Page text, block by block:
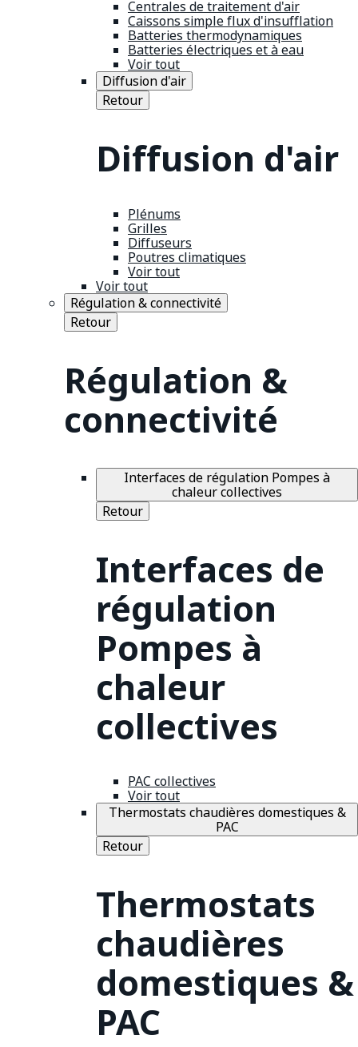
Centrales de traitement d'air
Caissons simple flux d'insufflation
Batteries thermodynamiques
Batteries électriques et à eau
Voir tout
Diffusion d'air
Retour
Diffusion d'air
Plénums
Grilles
Diffuseurs
Poutres climatiques
Voir tout
Voir tout
Régulation & connectivité
Retour
Régulation &
connectivité
Interfaces de régulation Pompes à
chaleur collectives
Retour
Interfaces de
régulation
Pompes à
chaleur
collectives
PAC collectives
Voir tout
Thermostats chaudières domestiques &
PAC
Retour
Thermostats
chaudières
domestiques &
PAC